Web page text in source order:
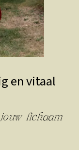
en vitaal
lichaam